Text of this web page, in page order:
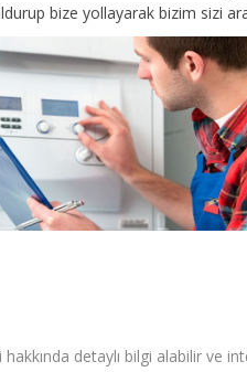
bize yollayarak bizim sizi
detaylı bilgi alabilir ve